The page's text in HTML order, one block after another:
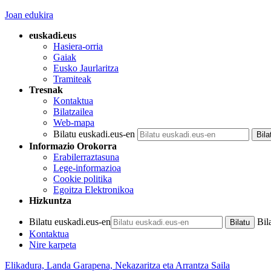
Joan edukira
euskadi.eus
Hasiera-orria
Gaiak
Eusko Jaurlaritza
Tramiteak
Tresnak
Kontaktua
Bilatzailea
Web-mapa
Bilatu euskadi.eus-en
Informazio Orokorra
Erabilerraztasuna
Lege-informazioa
Cookie politika
Egoitza Elektronikoa
Hizkuntza
Bilatu euskadi.eus-en
Kontaktua
Nire karpeta
Elikadura, Landa Garapena, Nekazaritza eta Arrantza Saila